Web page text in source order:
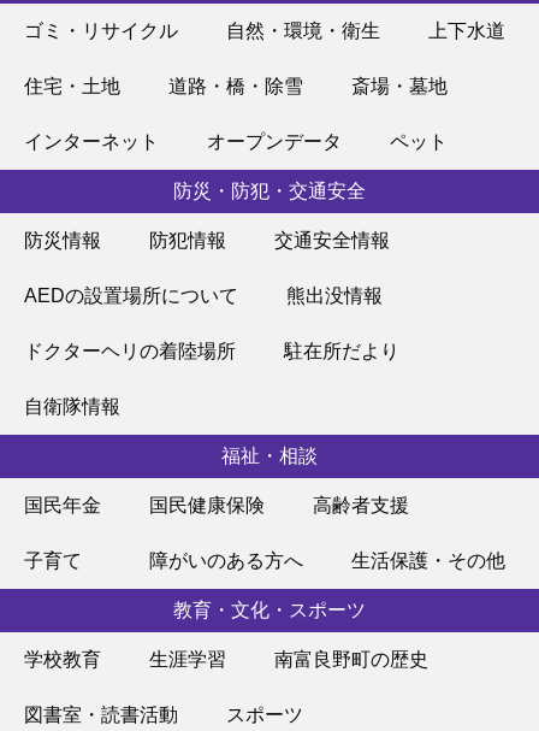
ゴミ・リサイクル 自然・環境・衛生 上下水道
住宅・土地 道路・橋・除雪 斎場・墓地
インターネット オープンデータ ペット
防災・防犯・交通安全
防災情報 防犯情報 交通安全情報
AEDの設置場所について 熊出没情報
ドクターヘリの着陸場所 駐在所だより
自衛隊情報
福祉・相談
国民年金 国民健康保険 高齢者支援
子育て 障がいのある方へ 生活保護・その他
教育・文化・スポーツ
学校教育 生涯学習 南富良野町の歴史
図書室・読書活動 スポーツ